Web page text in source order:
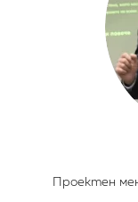
Проектен